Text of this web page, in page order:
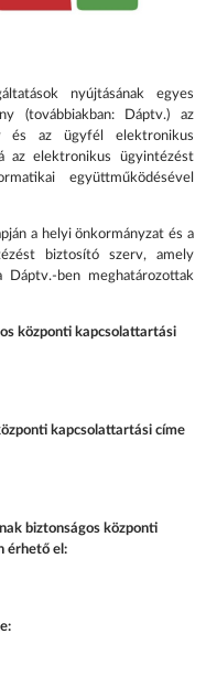
nyújtásának egyes
(továbbiakban: Dáptv.) az
és az ügyfél elektronikus
az elektronikus ügyintézést
együttműködésével
a helyi önkormányzat és a
biztosító szerv, amely
ben meghatározottak
központi kapcsolattartási
kapcsolattartási címe
biztonságos központi
érhető el: